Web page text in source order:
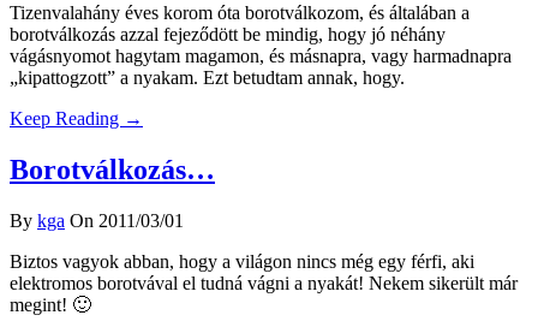
Tizenvalahány éves korom óta borotválkozom, és általában a
borotválkozás azzal fejeződött be mindig, hogy jó néhány
vágásnyomot hagytam magamon, és másnapra, vagy harmadnapra
„kipattogzott” a nyakam. Ezt betudtam annak, hogy.
Keep Reading →
Borotválkozás…
By kga On 2011/03/01
Biztos vagyok abban, hogy a világon nincs még egy férfi, aki
elektromos borotvával el tudná vágni a nyakát! Nekem sikerült már
megint! 🙂